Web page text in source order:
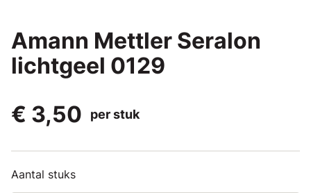
Amann Mettler Seralon
lichtgeel 0129
€ 3,50
per stuk
Aantal stuks